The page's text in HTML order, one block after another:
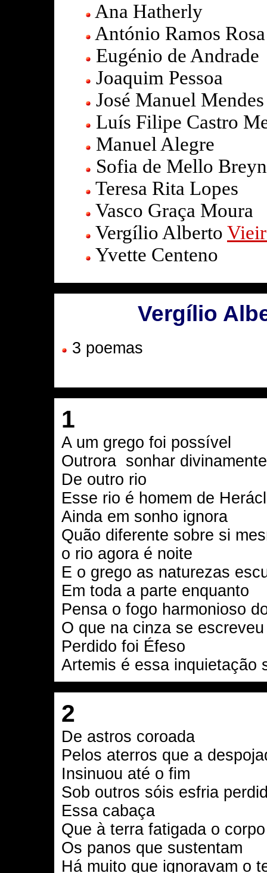
Ana Hatherly
António Ramos
Eugénio de Andrade
Joaquim Pessoa
José Manuel
Luís Filipe Castro
Manuel Alegre
Sofia de Mello
Teresa Rita Lopes
Vasco Graça Moura
Vergílio Alberto
Yvette Centeno
Vergílio
3 poemas
1
A um grego foi possível
Outrora sonhar
De outro rio
Esse rio é homem de
Ainda em sonho ignora
Quão diferente sobre si
o rio agora é noite
E o grego as naturezas
Em toda a parte enquanto
Pensa o fogo harmonioso
O que na cinza se escreveu
Perdido foi Éfeso
Artemis é essa inquietação
2
De astros coroada
Pelos aterros que a
Insinuou até o fim
Sob outros sóis esfria
Essa cabaça
Que à terra fatigada o
Os panos que sustentam
Há muito que ignoravam o